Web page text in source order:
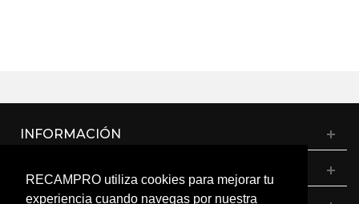
RECAMPRO utiliza cookies para mejorar tu
experiencia cuando navegas por nuestra
INFORMACIÓN